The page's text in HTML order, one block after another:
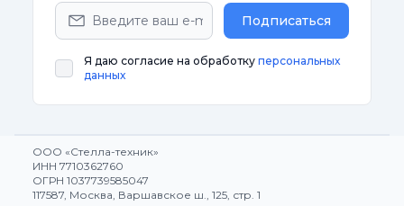
Подписаться
Я даю согласие на обработку персональных
данных
ООО «Стелла-техник»
ИНН 7710362760
ОГРН 1037739585047
117587, Москва, Варшавское ш., 125, стр. 1